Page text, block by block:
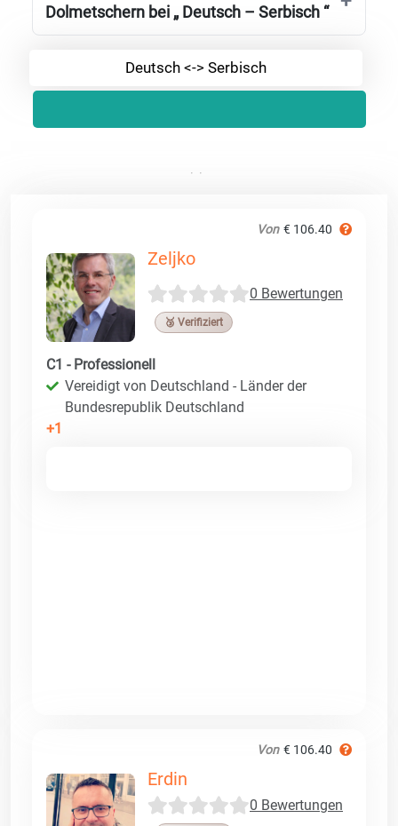
Dolmetschern bei „ Deutsch – Serbisch “
Deutsch <-> Serbisch
Von € 106.40
Zeljko
0 Bewertungen
🥉 Verifiziert
C1 - Professionell
Vereidigt von Deutschland - Länder der
Bundesrepublik Deutschland
+1
Von € 106.40
Erdin
0 Bewertungen